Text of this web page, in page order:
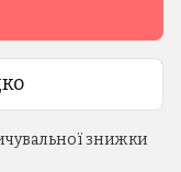
знижки